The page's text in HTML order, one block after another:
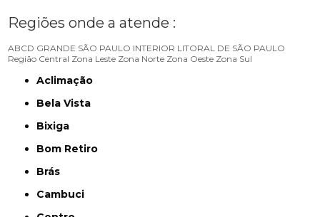
Regiões onde a atende :
ABCD GRANDE SÃO PAULO INTERIOR LITORAL DE SÃO PAULO
Região Central Zona Leste Zona Norte Zona Oeste Zona Sul
Aclimação
Bela Vista
Bixiga
Bom Retiro
Brás
Cambuci